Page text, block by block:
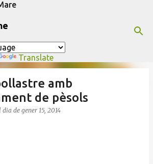
Translate
amb
de pèsols
dia de gener 15, 2014